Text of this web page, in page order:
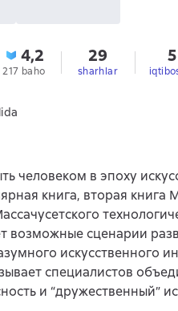
4,2
217 baho
29
sharhlar
5
человеком в эпоху
книга, вторая книга
возможные сценарии
искусственного
специалистов
и “дружественный”